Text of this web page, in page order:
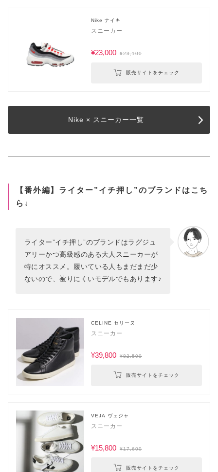
Nike ナイキ
スニーカー
¥23,000 ¥23,100
販売サイトをチェック
Nike × スニーカー一覧
【番外編】ライター”イチ押し”のブランドはこち
ら↓
ライター”イチ押し”のブランドはラグジュ
アリーかつ高級感のある大人スニーカーが
特にオススメ。履いている人もまだまだ少
ないので、被りにくいモデルでもあります♪
CELINE セリーヌ
スニーカー
¥39,800 ¥82,500
販売サイトをチェック
VEJA ヴェジャ
スニーカー
¥15,800 ¥17,600
販売サイトをチェック